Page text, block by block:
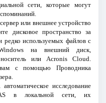
сети, которые могут
или внешнее устройство
дисковое пространство за
используемых файлов с
на внешний диск,
или Acronis Cloud.
с помощью Проводника
исследование
в локальной сети, их